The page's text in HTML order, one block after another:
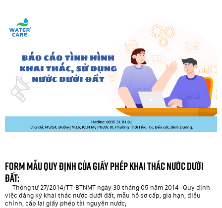
Form mẫu Quy định của Giấy phép khai thác nước dưới
đất:
Thông tư 27/2014/TT-BTNMT ngày 30 tháng 05 năm 2014- Quy định
việc đăng ký khai thác nước dưới đất, mẫu hồ sơ cấp, gia hạn, điều
chỉnh, cấp lại giấy phép tài nguyên nước;